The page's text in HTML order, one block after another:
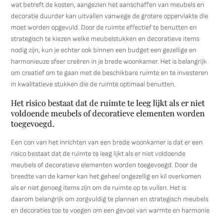
wat betreft de kosten, aangezien het aanschaffen van meubels en
decoratie duurder kan uitvallen vanwege de grotere oppervlakte die
moet worden opgevuld. Door de ruimte effectief te benutten en
strategisch te kiezen welke meubelstukken en decoratieve items
nodig zijn, kun je echter ook binnen een budget een gezellige en
harmonieuze sfeer creëren in je brede woonkamer. Het is belangrijk
om creatief om te gaan met de beschikbare ruimte en te investeren
in kwalitatieve stukken die de ruimte optimaal benutten.
Het risico bestaat dat de ruimte te leeg lijkt als er niet
voldoende meubels of decoratieve elementen worden
toegevoegd.
Een con van het inrichten van een brede woonkamer is dat er een
risico bestaat dat de ruimte te leeg lijkt als er niet voldoende
meubels of decoratieve elementen worden toegevoegd. Door de
breedte van de kamer kan het geheel ongezellig en kil overkomen
als er niet genoeg items zijn om de ruimte op te vullen. Het is
daarom belangrijk om zorgvuldig te plannen en strategisch meubels
en decoraties toe te voegen om een gevoel van warmte en harmonie